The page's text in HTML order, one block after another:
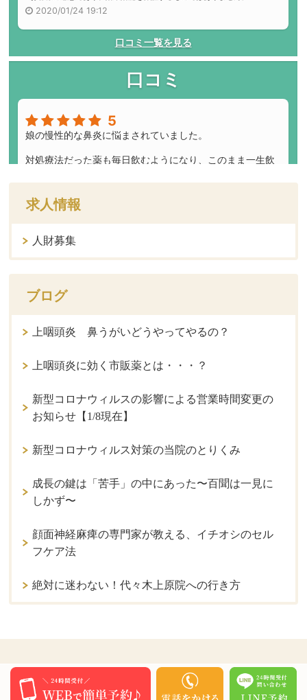
求人情報
人財募集
ブログ
上咽頭炎 鼻うがいどうやってやるの？
上咽頭炎に効く市販薬とは・・・？
新型コロナウィルスの影響による営業時間変更の
お知らせ【1/8現在】
新型コロナウィルス対策の当院のとりくみ
成長の鍵は「苦手」の中にあった〜百聞は一見に
しかず〜
顔面神経麻痺の専門家が教える、イチオシのセル
フケア法
絶対に迷わない！代々木上原院への行き方